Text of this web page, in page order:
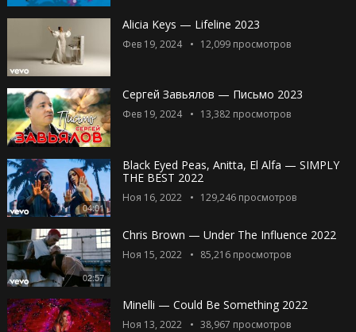
Alicia Keys — Lifeline 2023
Фев 19, 2024 12,099просмотров
Сергей Завьялов — Письмо 2023
Фев 19, 2024 13,382просмотров
04:01
Black Eyed Peas, Anitta, El Alfa — SIMPLY
THE BEST 2022
Ноя 16, 2022 129,246просмотров
02:57
Chris Brown — Under The Influence 2022
Ноя 15, 2022 85,216просмотров
Minelli — Could Be Something 2022
Ноя 13, 2022 38,967 просмотров